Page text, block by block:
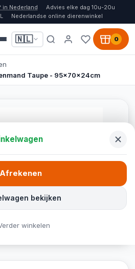
in Nederland
Advies elke dag 10u-20u
Nederlandse online dierenwinkel
🇳🇱 0
Taupe - 95x70x24cm
bekijken
Afrekenen
winkelen